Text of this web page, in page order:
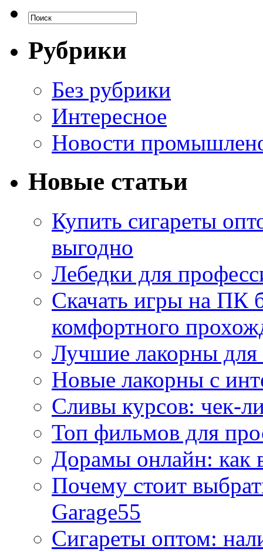
Рубрики
Без рубрики
Интересное
Новости
Новые статьи
Купить сигареты
выгодно
Лебедки для
Скачать игры на ПК
комфортного
Лучшие лакорны для
Новые лакорны с
Сливы курсов: чек-
Топ фильмов для
Дорамы онлайн: как
Почему стоит
Garage55
Сигареты оптом: